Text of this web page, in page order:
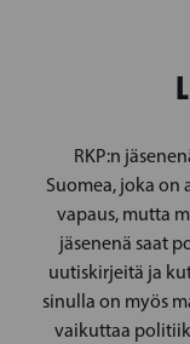
RKP:n
Suomea, joka on
vapaus, mutta
jäsenenä saat
uutiskirjeitä ja
sinulla on myös
vaikuttaa